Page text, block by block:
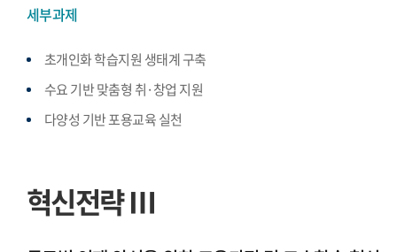
세부과제
초개인화 학습지원 생태계 구축
수요 기반 맞춤형 취·창업 지원
다양성 기반 포용교육 실천
혁신전략 Ⅲ